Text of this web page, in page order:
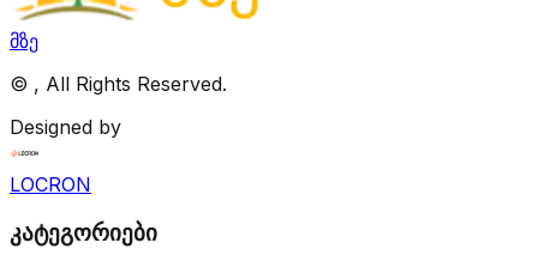
მზე
© , All Rights Reserved.
Designed by
LOCRON
კატეგორიები